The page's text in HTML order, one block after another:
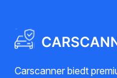
Carscanner biedt